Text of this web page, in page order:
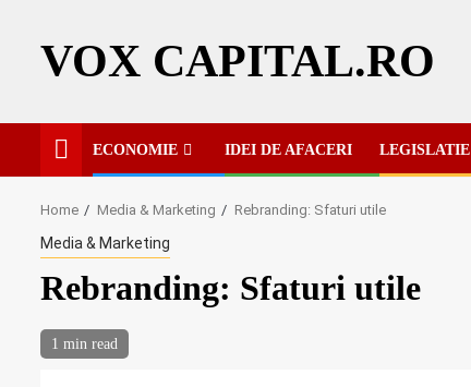
contentVOX CAPITAL.RO
ECONOMIE IDEI DE AFACERI LEGISLATIE
Home Media & Marketing Rebranding: Sfaturi utile
Media & Marketing
Rebranding: Sfaturi utile
1 min read